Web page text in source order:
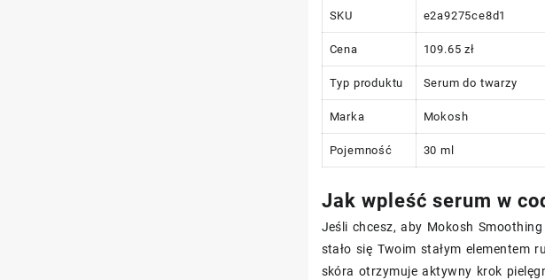
SKU e2a9275ce8d1
Cena 109.65 zł
Typ produktu Serum do twarzy
Marka Mokosh
Pojemność 30 ml
Jak wpleść serum w
Jeśli chcesz, aby Mokosh
stało się Twoim stałym elementem
skóra otrzymuje aktywny krok